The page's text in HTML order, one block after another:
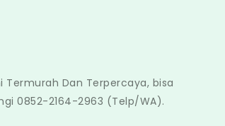
Termurah Dan Terpercaya, bisa
0852-2164-2963 (Telp/WA).